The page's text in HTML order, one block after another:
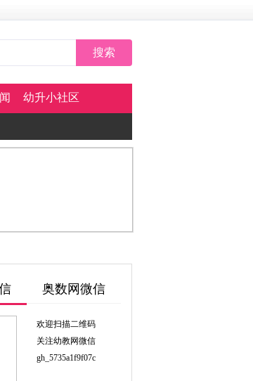
搜索
幼升小社区
奥数网微信
欢迎扫描二维码
关注幼教网微信
gh_5735a1f9f07c